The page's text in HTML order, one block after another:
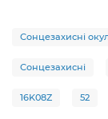
Сонцезахисні
Сонцезахисні
16K08Z 52